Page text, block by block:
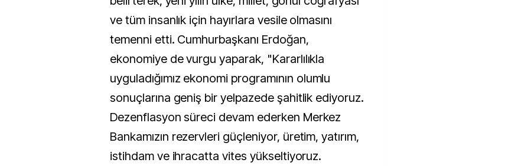
ve tüm insanlık için hayırlara vesile olmasını
temenni etti. Cumhurbaşkanı Erdoğan,
ekonomiye de vurgu yaparak, "Kararlılıkla
uyguladığımız ekonomi programının olumlu
sonuçlarına geniş bir yelpazede şahitlik ediyoruz.
Dezenflasyon süreci devam ederken Merkez
Bankamızın rezervleri güçleniyor, üretim, yatırım,
istihdam ve ihracatta vites yükseltiyoruz.